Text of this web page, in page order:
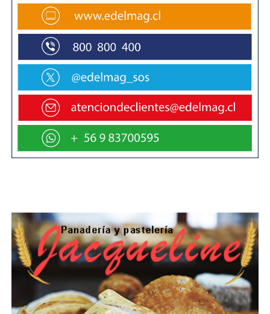
Newsom estaba "desafiando a los votantes" al
declarar la moratoria en las ejecuciones de esos
"asesinos sin piedad". "Amigos y familiares de las
siempre olvidadas víctimas no están
emocionados y tampoco yo", añadió en Twitter.
La senadora Kamala Harris, una de un nutrido
grupo de aspirantes a la candidatura demócrata
para las presidenciales de 2020, dio la
bienvenida a la medida para acabar con el
"profundamente fallido sistema de pena capital
737 condenados a muerte hay en California
California se unirá a Colorado, Oregon y
Pensilvania, que tienen prohibiciones similares, y
a otros 20 estados que han abolido la pena de
muerte por completo, dijo Human Rights Watch.